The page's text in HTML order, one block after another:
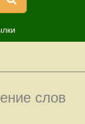
слов